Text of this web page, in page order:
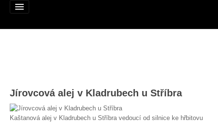
Nominujte alej
Nominované aleje
Jírovcová alej v Kladrubech u Stříbra
Kaštanová alej v Kladrubech u Stříbra vedoucí od silnice ke hřbitovu